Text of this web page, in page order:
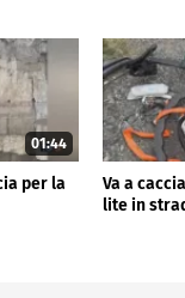
01:44
per la
Va a
lite in